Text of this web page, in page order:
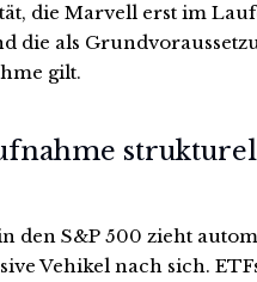
die Marvell erst im
die als
gilt.
den S&P 500 zieht
Vehikel nach sich.